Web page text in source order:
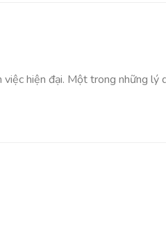
hiện đại. Một trong những lý